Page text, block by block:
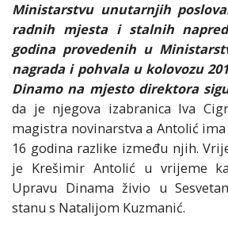
Ministarstvu unutarnjih
radnih mjesta i stalnih
godina provedenih u
nagrada i pohvala u kolovozu
Dinamo na mjesto direktora
da je njegova izabranica Iva
magistra novinarstva a Antolić
16 godina razlike između njih.
je Krešimir Antolić u vrijeme
Upravu Dinama živio u
stanu s Natalijom Kuzmanić.